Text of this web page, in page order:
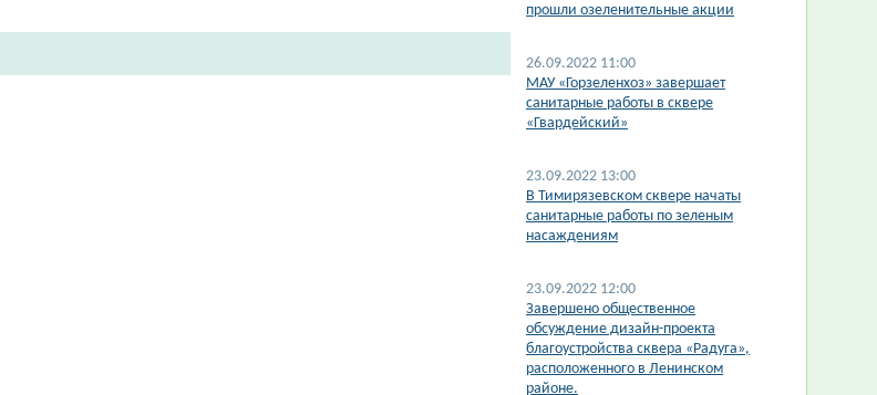
прошли озеленительные акции
26.09.2022 11:00
​МАУ «Горзеленхоз» завершает
санитарные работы в сквере
«Гвардейский»
23.09.2022 13:00
В Тимирязевском сквере начаты
санитарные работы по зеленым
насаждениям
23.09.2022 12:00
Завершено общественное
обсуждение дизайн-проекта
благоустройства сквера «Радуга»,
расположенного в Ленинском
районе.